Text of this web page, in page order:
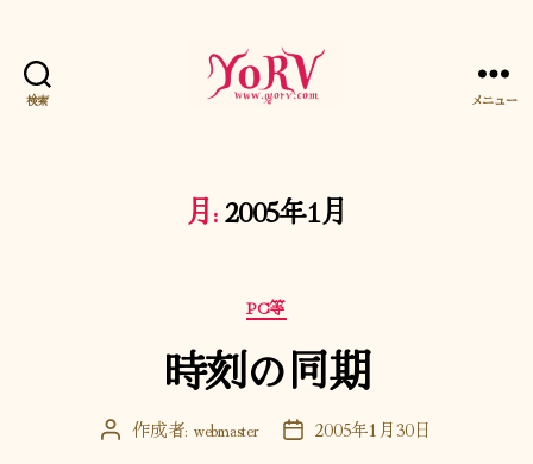
検索 メニュー
月:2005年1月
カ
テ
ゴ
リ
PC等
時刻の同期
投 作成者: webmaster
投 2005年1月30日